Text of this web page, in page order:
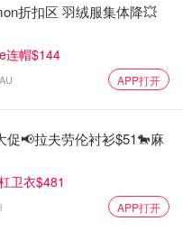
折扣区 羽绒服集体降💥
连帽$144
APP打开
促📢拉夫劳伦衬衫$51🐎麻
卫衣$481
APP打开